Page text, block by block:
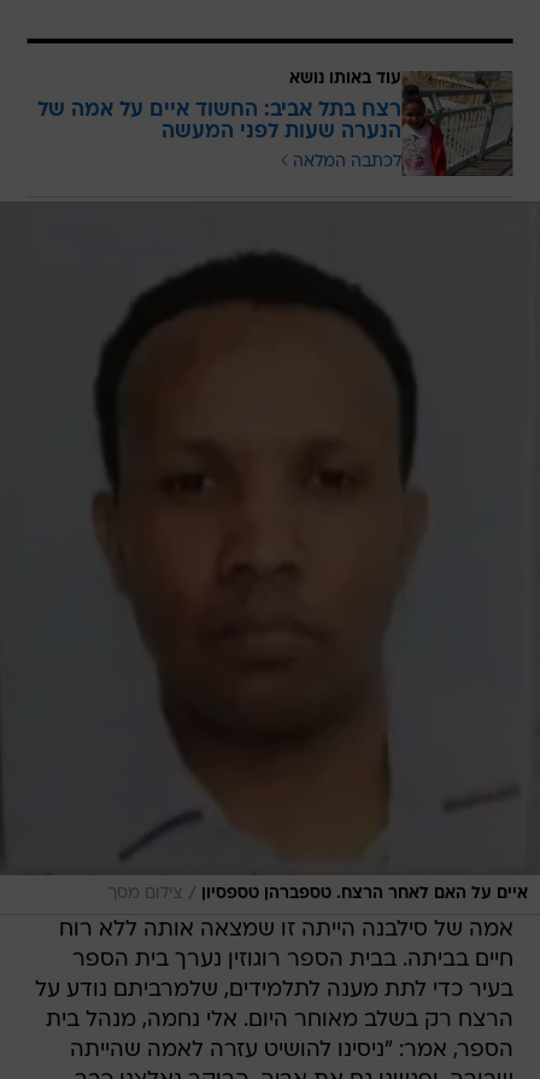
עוד באותו נושא
רצח בתל אביב: החשוד איים על אמה של
הנערה שעות לפני המעשה
לכתבה המלאה
איים על האם לאחר הרצח. טספברהן טספסיון / צילום מסך
אמה של סילבנה הייתה זו שמצאה אותה ללא רוח
חיים בביתה. בבית הספר רוגוזין נערך בית הספר
בעיר כדי לתת מענה לתלמידים, שלמרביתם נודע על
הרצח רק בשלב מאוחר היום. אלי נחמה, מנהל בית
הספר, אמר: "ניסינו להושיט עזרה לאמה שהייתה